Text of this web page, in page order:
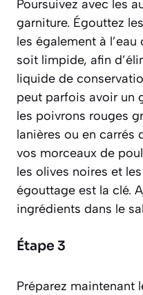
Poursuivez avec les
garniture. Égouttez
les également à l’eau
soit limpide, afin
liquide de
peut parfois avoir un
les poivrons rouges
lanières ou en carrés
vos morceaux de
les olives noires et
égouttage est la clé.
ingrédients dans le
Étape 3
Préparez maintenant